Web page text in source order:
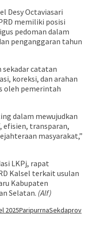
Desy Octaviasari
memiliki posisi
pedoman dalam
penganggaran tahun
sekadar catatan
koreksi, dan arahan
oleh pemerintah
dalam mewujudkan
transparan,
masyarakat,”
LKPj, rapat
Kalsel terkait usulan
Kabupaten
Selatan. (Alf)
2025ParipurrnaSekdaprov